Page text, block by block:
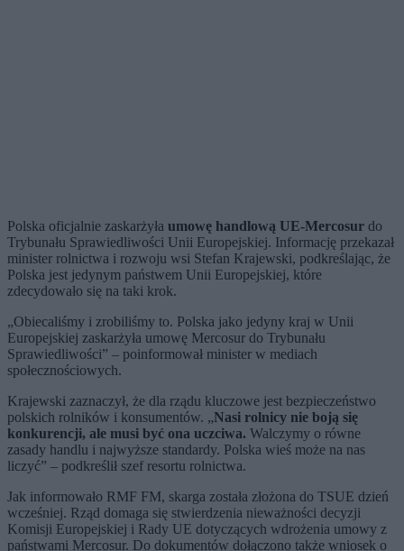
Polska oficjalnie zaskarżyła umowę handlową UE-Mercosur do
Trybunału Sprawiedliwości Unii Europejskiej. Informację przekazał
minister rolnictwa i rozwoju wsi Stefan Krajewski, podkreślając, że
Polska jest jedynym państwem Unii Europejskiej, które
zdecydowało się na taki krok.
„Obiecaliśmy i zrobiliśmy to. Polska jako jedyny kraj w Unii
Europejskiej zaskarżyła umowę Mercosur do Trybunału
Sprawiedliwości” – poinformował minister w mediach
społecznościowych.
Krajewski zaznaczył, że dla rządu kluczowe jest bezpieczeństwo
polskich rolników i konsumentów. „Nasi rolnicy nie boją się
konkurencji, ale musi być ona uczciwa. Walczymy o równe
zasady handlu i najwyższe standardy. Polska wieś może na nas
liczyć” – podkreślił szef resortu rolnictwa.
Jak informowało RMF FM, skarga została złożona do TSUE dzień
wcześniej. Rząd domaga się stwierdzenia nieważności decyzji
Komisji Europejskiej i Rady UE dotyczących wdrożenia umowy z
państwami Mercosur. Do dokumentów dołączono także wniosek o